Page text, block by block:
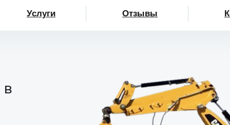
Услуги Отзывы
в